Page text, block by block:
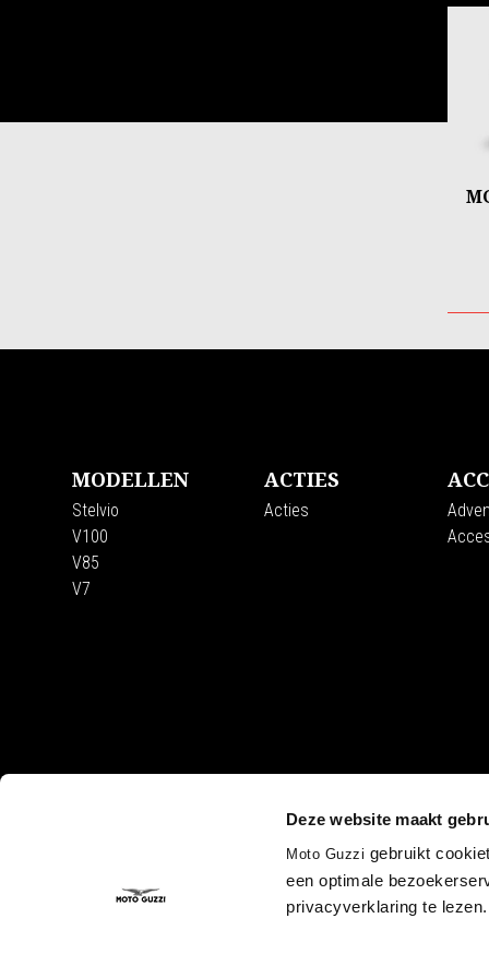
Deze website maakt
Moto Guzzi gebruikt
een optimale
privacyverklaring te
MODELLEN
Stelvio
V100
V85
V7
ACTIES
Acties
Wide Magazine
Piaggio Group
Het Moto Guzzi
Accessibility